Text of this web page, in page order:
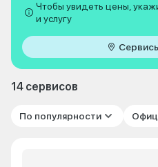
Чтобы увидеть цены,
и услугу
14 сервисов
По популярности